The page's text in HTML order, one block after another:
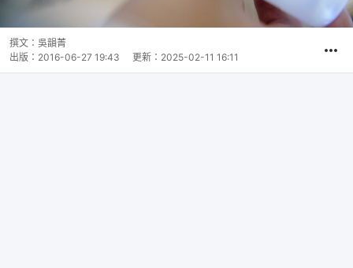
撰文： 吳韻菁
出版： 2016-06-27 19:43 更新： 2025-02-11 16:11